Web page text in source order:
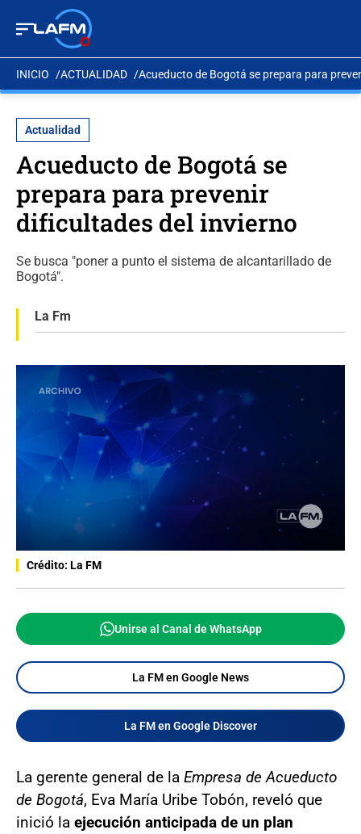
INICIO ACTUALIDAD Acueducto de Bogotá se prepara para
Actualidad
Acueducto de Bogotá se
prepara para prevenir
dificultades del invierno
Se busca "poner a punto el sistema de alcantarillado de
Bogotá".
La Fm
Crédito: La FM
Unirse al Canal de WhatsApp
La FM en Google News
La FM en Google Discover
La gerente general de la Empresa de Acueducto
de Bogotá, Eva María Uribe Tobón, reveló que
inició la ejecución anticipada de un plan